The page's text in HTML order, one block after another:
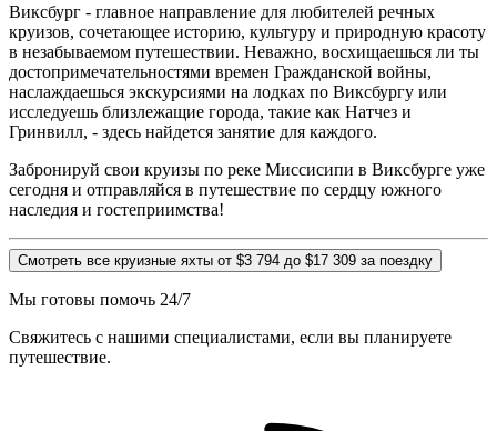
Виксбург - главное направление для любителей речных
круизов, сочетающее историю, культуру и природную красоту
в незабываемом путешествии. Неважно, восхищаешься ли ты
достопримечательностями времен Гражданской войны,
наслаждаешься экскурсиями на лодках по Виксбургу или
исследуешь близлежащие города, такие как Натчез и
Гринвилл, - здесь найдется занятие для каждого.
Забронируй свои круизы по реке Миссисипи в Виксбурге уже
сегодня и отправляйся в путешествие по сердцу южного
наследия и гостеприимства!
Смотреть все круизные яхты от $3 794 до $17 309 за поездку
Мы готовы помочь 24/7
Свяжитесь с нашими специалистами, если вы планируете
путешествие.